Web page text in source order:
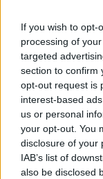
If you wish to opt-
processing of
targeted
section to confirm
opt-out request is
interest-based
us or personal
your opt-out. You
disclosure of your
IAB’s list of
also be disclosed
TPS-ként is
meg kell
Summer Game Fest|
A Halo: Campaign
eddig csak
lesz.